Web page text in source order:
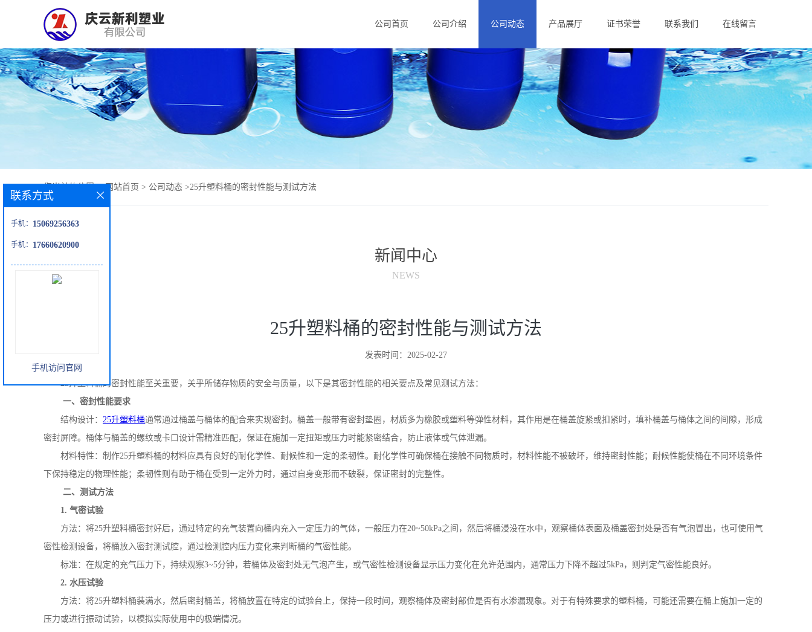
公司首页 公司介绍 公司动态 产品展厅 证书荣誉 联系我们 在线留言
网站首页 > 公司动态 >25升塑料桶的密封性能与测试方法
新闻中心
NEWS
25升塑料桶的密封性能与测试方法
发表时间：2025-02-27
25升塑料桶的密封性能至关重要，关乎所储存物质的安全与质量，以下是其密封性能的相关要点及常见测试方法：
一、密封性能要求
结构设计： 25升塑料桶通常通过桶盖与桶体的配合来实现密封。桶盖一般带有密封垫圈，材质多为橡胶或塑料等弹性材料，其作用是在桶盖旋紧或扣紧时，填补桶盖与桶体之间的间隙，形成
密封屏障。桶体与桶盖的螺纹或卡口设计需精准匹配，保证在施加一定扭矩或压力时能紧密结合，防止液体或气体泄漏。
材料特性：制作25升塑料桶的材料应具有良好的耐化学性、耐候性和一定的柔韧性。耐化学性可确保桶在接触不同物质时，材料性能不被破坏，维持密封性能；耐候性能使桶在不同环境条件
下保持稳定的物理性能；柔韧性则有助于桶在受到一定外力时，通过自身变形而不破裂，保证密封的完整性。
二、测试方法
1.气密试验
方法：将25升塑料桶密封好后，通过特定的充气装置向桶内充入一定压力的气体，一般压力在20~50kPa之间，然后将桶浸没在水中，观察桶体表面及桶盖密封处是否有气泡冒出，也可使用气
密性检测设备，将桶放入密封测试腔，通过检测腔内压力变化来判断桶的气密性能。
标准：在规定的充气压力下，持续观察3~5分钟，若桶体及密封处无气泡产生，或气密性检测设备显示压力变化在允许范围内，通常压力下降不超过5kPa，则判定气密性能良好。
2.水压试验
方法：将25升塑料桶装满水，然后密封桶盖，将桶放置在特定的试验台上，保持一段时间，观察桶体及密封部位是否有水渗漏现象。对于有特殊要求的塑料桶，可能还需要在桶上施加一定的
压力或进行振动试验，以模拟实际使用中的极端情况。
联系方式
手机： 15069256363
手机： 17660620900
手机访问官网